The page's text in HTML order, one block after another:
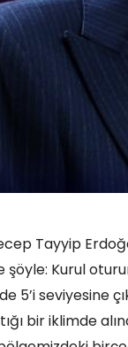
Tayyip
şöyle: Kurul
5’i
bir iklimde